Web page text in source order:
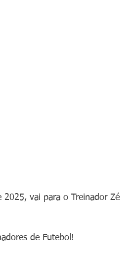
2025, vai para o Treinador Zé
de Futebol!